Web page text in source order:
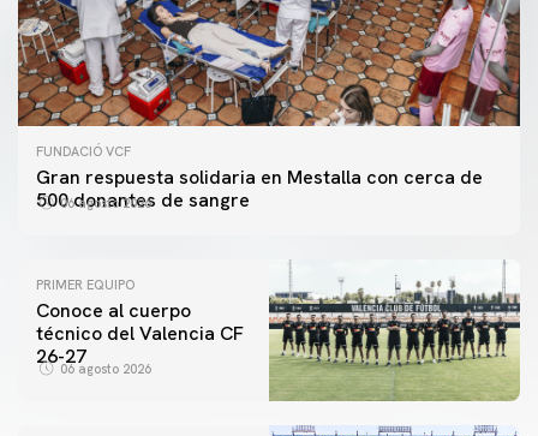
FUNDACIÓ VCF
Gran respuesta solidaria en Mestalla con cerca de
500 donantes de sangre
06 agosto 2026
PRIMER EQUIPO
Conoce al cuerpo
técnico del Valencia CF
26-27
06 agosto 2026